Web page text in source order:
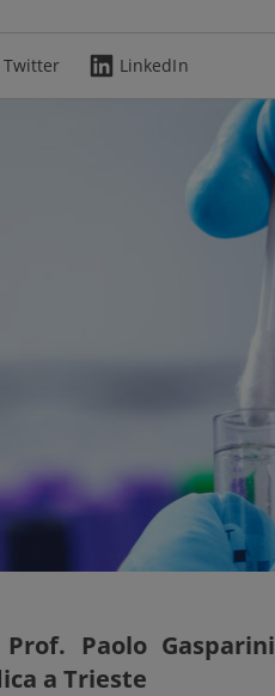
Twitter LinkedIn
Paolo
a Trieste